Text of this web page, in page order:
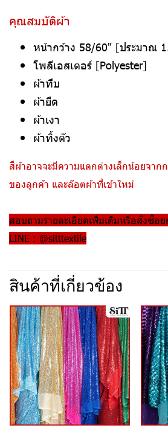
คุณสมบัติผ้า
หน้ากว้าง 58/60" [ประมาณ
โพลีเอสเตอร์ [Polyester]
ผ้าทึบ
ผ้ายืด
ผ้าเงา
ผ้าทิ้งตัว
สีผ้าอาจจะมีความแตกต่างเล็กน้อยจา
ของลูกค้า และล๊อตผ้าที่เข้าใหม่
สอบถามรายละเอียดเพิ่มเติมหรือสั่งซื้
LINE : @sitttextile
สินค้าที่เกี่ยวข้อง